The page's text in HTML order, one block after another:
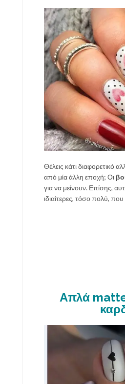
Θέλεις κάτι διαφορετικό
από μία άλλη εποχή; Οι
για να μείνουν. Επίσης,
ιδιαίτερες, τόσο πολύ,
Απλά